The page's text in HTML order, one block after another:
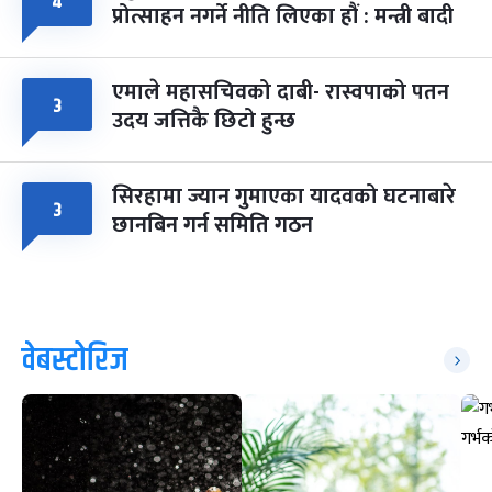
प्रोत्साहन नगर्ने नीति लिएका हौं : मन्त्री बादी
३ एमाले महासचिवको दाबी- रास्वपाको पतन
उदय जत्तिकै छिटो हुन्छ
३ सिरहामा ज्यान गुमाएका यादवको घटनाबारे
छानबिन गर्न समिति गठन
वेबस्टोरिज